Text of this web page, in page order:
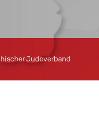
Judoverband